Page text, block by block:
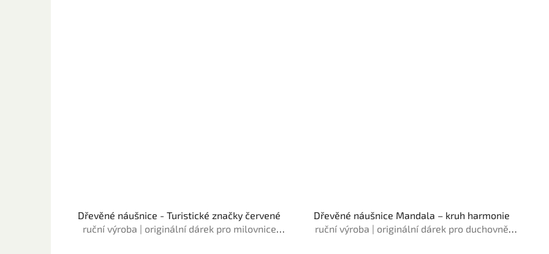
Dřevěné náušnice - Turistické značky červené
ruční výroba | originální dárek pro milovnice
Dřevěné náušnice Mandala – kruh harmonie
ruční výroba | originální dárek pro duchovně